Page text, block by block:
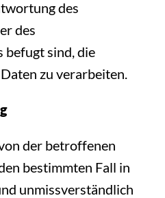
des
des
sind, die
zu verarbeiten.
der betroffenen
bestimmten Fall in
unmissverständlich